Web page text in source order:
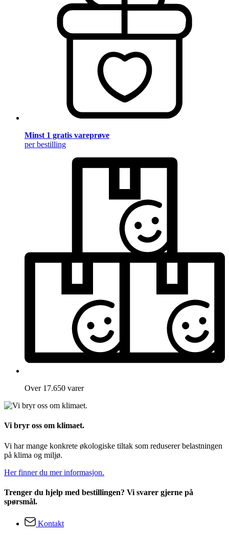
Minst 1 gratis vareprøve
per bestilling
Over 17.650 varer
Vi bryr oss om klimaet.
Vi har mange konkrete økologiske tiltak som reduserer belastningen
på klima og miljø.
Her finner du mer informasjon.
Trenger du hjelp med bestillingen? Vi svarer gjerne på
spørsmål.
Kontakt